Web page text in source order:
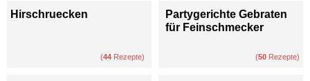
Hirschruecken
(44 Rezepte)
Partygerichte Gebraten
für Feinschmecker
(50 Rezepte)